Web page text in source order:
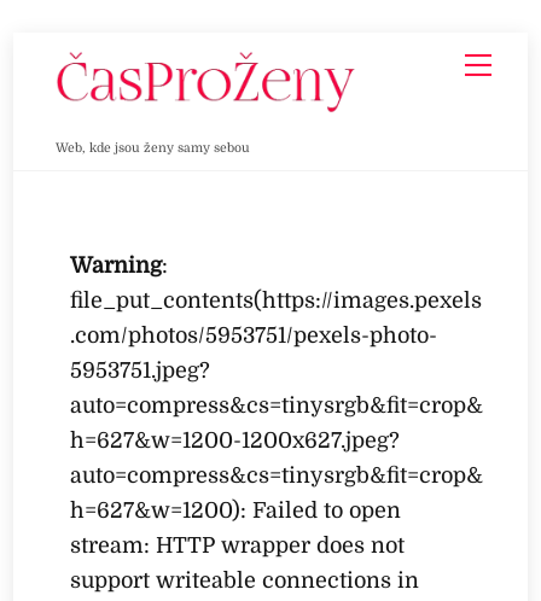
Web, kde jsou ženy samy sebou
Warning:
file_put_contents(https://images.pexels
.com/photos/5953751/pexels-photo-
5953751.jpeg?
auto=compress&cs=tinysrgb&fit=crop&
h=627&w=1200-1200x627.jpeg?
auto=compress&cs=tinysrgb&fit=crop&
h=627&w=1200): Failed to open
stream: HTTP wrapper does not
support writeable connections in